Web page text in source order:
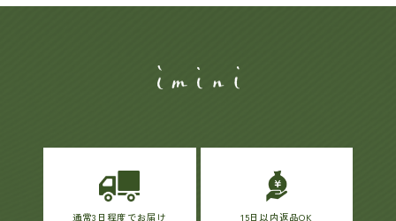
通常3日程度でお届け 15日以内返品OK